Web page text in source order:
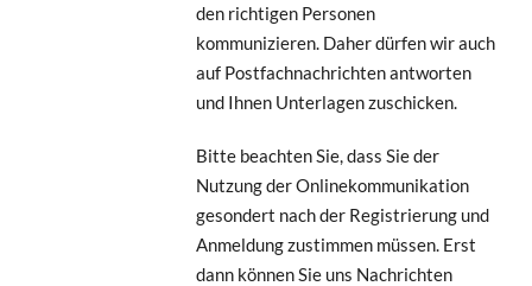
den richtigen Personen
kommunizieren. Daher dürfen wir auch
auf Postfachnachrichten antworten
und Ihnen Unterlagen zuschicken.
Bitte beachten Sie, dass Sie der
Nutzung der Onlinekommunikation
gesondert nach der Registrierung und
Anmeldung zustimmen müssen. Erst
dann können Sie uns Nachrichten